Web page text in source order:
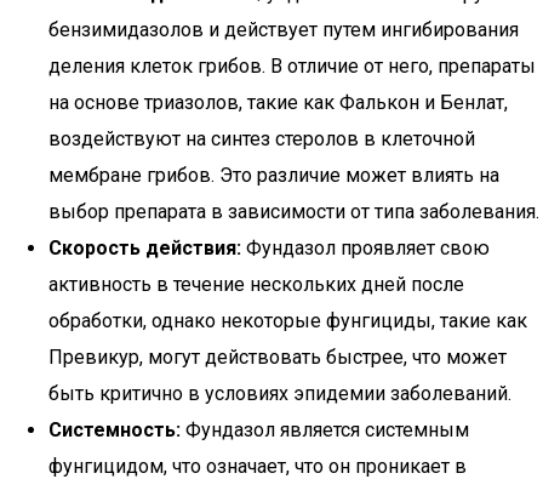
бензимидазолов и действует путем ингибирования
деления клеток грибов. В отличие от него, препараты
на основе триазолов, такие как Фалькон и Бенлат,
воздействуют на синтез стеролов в клеточной
мембране грибов. Это различие может влиять на
выбор препарата в зависимости от типа заболевания.
Скорость действия: Фундазол проявляет свою
активность в течение нескольких дней после
обработки, однако некоторые фунгициды, такие как
Превикур, могут действовать быстрее, что может
быть критично в условиях эпидемии заболеваний.
Системность: Фундазол является системным
фунгицидом, что означает, что он проникает в